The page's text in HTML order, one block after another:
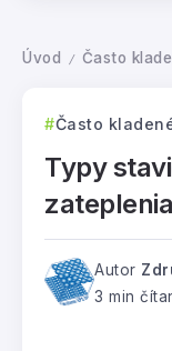
Úvod / Často
Často
Typy
Autor
3 min